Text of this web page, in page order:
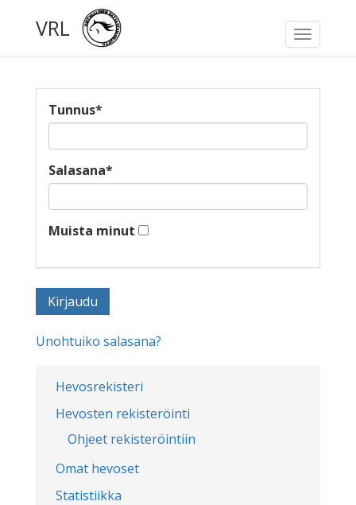
Toggle
VRL
Hevosrekisteri
Hevosten rekisteröinti
Ohjeet rekisteröintiin
Omat hevoset
Statistiikka
Tunnus*
Salasana*
Muista minut
Unohtuiko salasana?